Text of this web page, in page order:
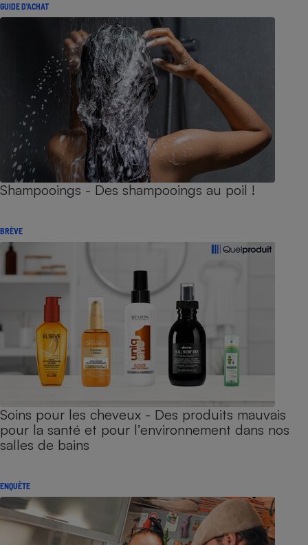
GUIDE D'ACHAT
Shampooings - Des shampooings au poil !
BRÈVE
Soins pour les cheveux - Des produits mauvais
pour la santé et pour l’environnement dans nos
salles de bains
ENQUÊTE